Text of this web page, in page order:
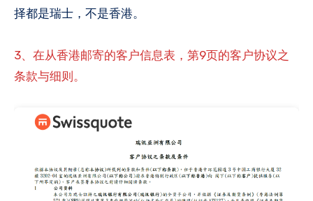
择都是瑞士，不是香港。
3、在从香港邮寄的客户信息表，第9页的客户协议之
条款与细则。